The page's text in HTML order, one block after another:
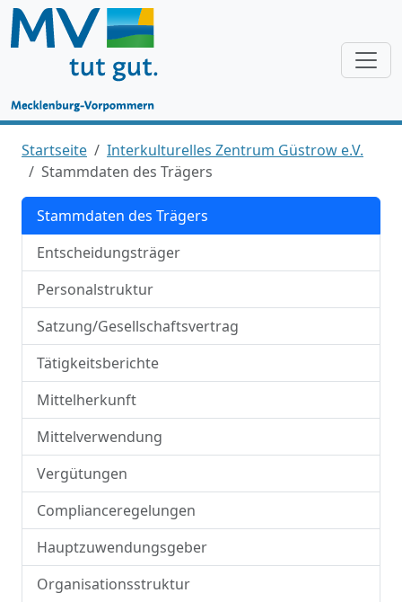
Startseite
Interkulturelles Zentrum Güstrow e.V.
Stammdaten des Trägers
Stammdaten des Trägers
Entscheidungsträger
Personalstruktur
Satzung/Gesellschaftsvertrag
Tätigkeitsberichte
Mittelherkunft
Mittelverwendung
Vergütungen
Complianceregelungen
Hauptzuwendungsgeber
Organisationsstruktur